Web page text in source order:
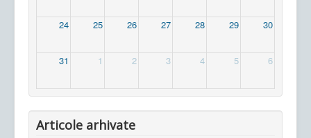
24 25 26 27 28 29 30
31 1 2 3 4 5 6
Articole arhivate